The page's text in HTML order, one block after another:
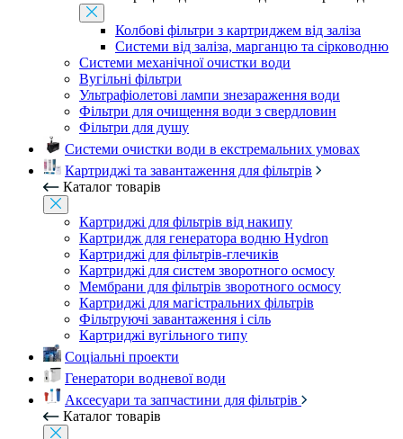
Колбові фільтри з картриджем від заліза
Системи від заліза, марганцю та сірководню
Системи механічної очистки води
Вугільні фільтри
Ультрафіолетові лампи знезараження води
Фільтри для очищення води з свердловин
Фільтри для душу
Системи очистки води в екстремальних умовах
Картриджі та завантаження для фільтрів
Каталог товарів
Картриджі для фільтрів від накипу
Картридж для генератора водню Hydron
Картриджі для фільтрів-глечиків
Картриджі для систем зворотного осмосу
Мембрани для фільтрів зворотного осмосу
Картриджі для магістральних фільтрів
Фільтруючі завантаження і сіль
Картриджі вугільного типу
Соціальні проекти
Генератори водневої води
Аксесуари та запчастини для фільтрів
Каталог товарів